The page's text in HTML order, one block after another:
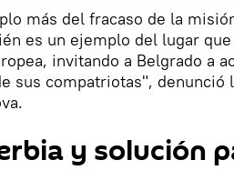
más del fracaso de la
es un ejemplo del lugar
invitando a Belgrado a
sus compatriotas", denunció
y solución